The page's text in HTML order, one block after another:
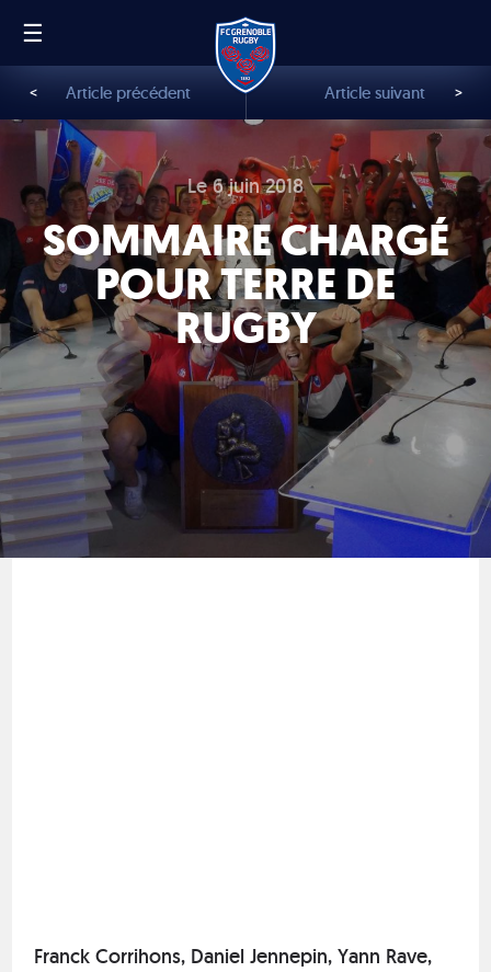
☰
Le 6 juin 2018
SOMMAIRE CHARGÉ
POUR TERRE DE
RUGBY
< Article précédent Article suivant >
Franck Corrihons, Daniel Jennepin, Yann Rave,